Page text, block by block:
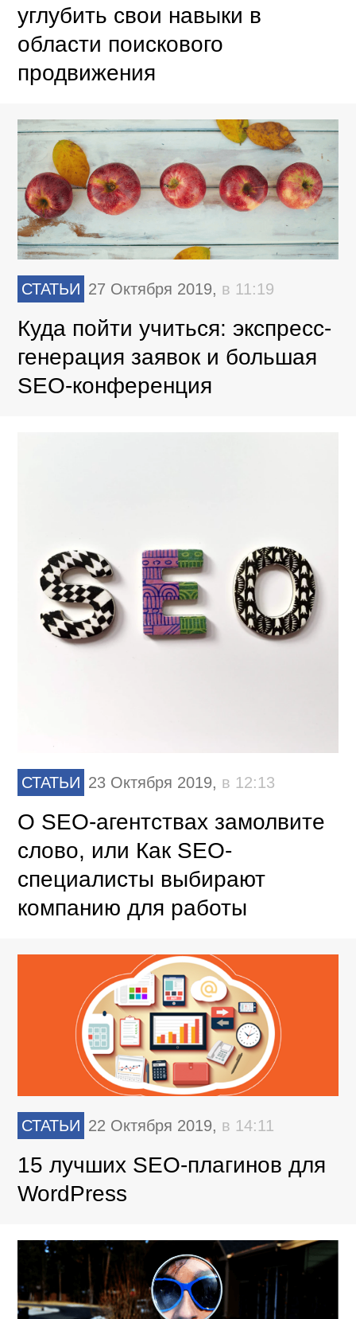
углубить свои навыки в
области поискового
продвижения
СТАТЬИ 27 Октября 2019, в 11:19
Куда пойти учиться: экспресс-
генерация заявок и большая
SEO-конференция
СТАТЬИ 23 Октября 2019, в 12:13
O SEO-агентствах замолвите
слово, или Как SEO-
специалисты выбирают
компанию для работы
СТАТЬИ 22 Октября 2019, в 14:11
15 лучших SEO-плагинов для
WordPress